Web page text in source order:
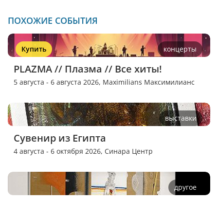
ПОХОЖИЕ СОБЫТИЯ
Купить концерты
PLAZMA // Плазма // Все хиты!
5 августа - 6 августа 2026, Maximilians Максимилианс
выставки
Сувенир из Египта
4 августа - 6 октября 2026, Синара Центр
другое